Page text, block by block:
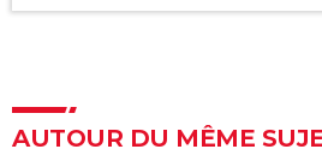
AUTOUR DU MÊME